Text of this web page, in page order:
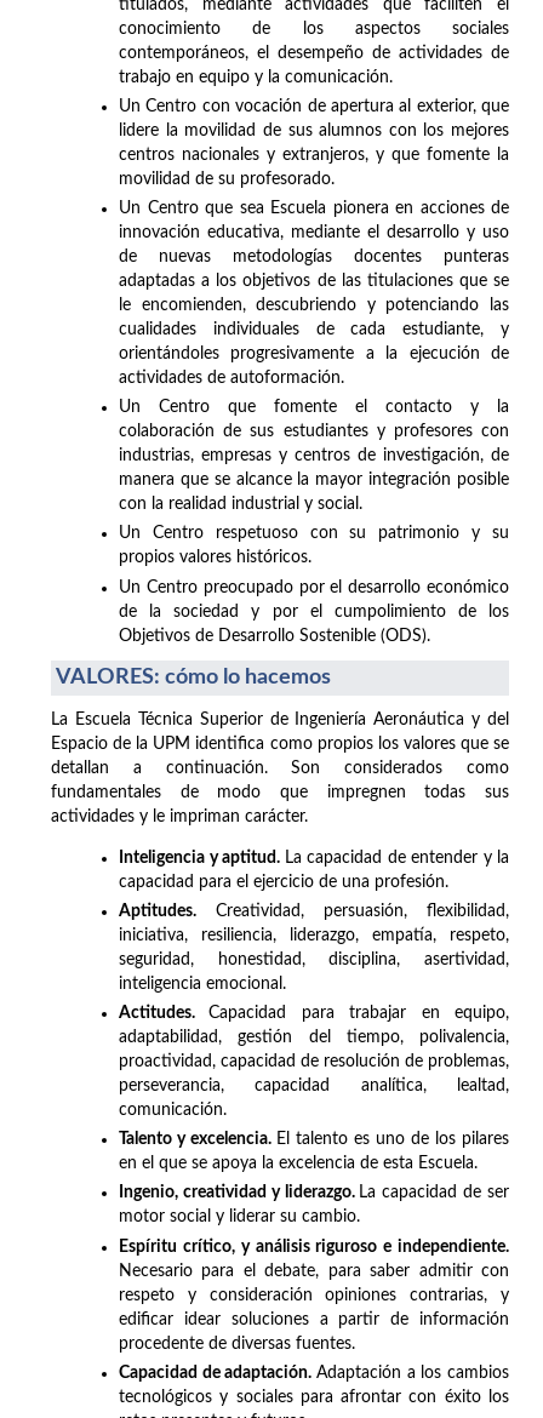
titulados, mediante actividades que faciliten el
conocimiento de los aspectos sociales
contemporáneos, el desempeño de actividades de
trabajo en equipo y la comunicación.
Un Centro con vocación de apertura al exterior, que
lidere la movilidad de sus alumnos con los mejores
centros nacionales y extranjeros, y que fomente la
movilidad de su profesorado.
Un Centro que sea Escuela pionera en acciones de
innovación educativa, mediante el desarrollo y uso
de nuevas metodologías docentes punteras
adaptadas a los objetivos de las titulaciones que se
le encomienden, descubriendo y potenciando las
cualidades individuales de cada estudiante, y
orientándoles progresivamente a la ejecución de
actividades de autoformación.
Un Centro que fomente el contacto y la
colaboración de sus estudiantes y profesores con
industrias, empresas y centros de investigación, de
manera que se alcance la mayor integración posible
con la realidad industrial y social.
Un Centro respetuoso con su patrimonio y su
propios valores históricos.
Un Centro preocupado por el desarrollo económico
de la sociedad y por el cumpolimiento de los
Objetivos de Desarrollo Sostenible (ODS).
VALORES: cómo lo hacemos
La Escuela Técnica Superior de Ingeniería Aeronáutica y del
Espacio de la UPM identifica como propios los valores que se
detallan a continuación. Son considerados como
fundamentales de modo que impregnen todas sus
actividades y le impriman carácter.
Inteligencia y aptitud. La capacidad de entender y la
capacidad para el ejercicio de una profesión.
Aptitudes. Creatividad, persuasión, flexibilidad,
iniciativa, resiliencia, liderazgo, empatía, respeto,
seguridad, honestidad, disciplina, asertividad,
inteligencia emocional.
Actitudes.Capacidad para trabajar en equipo,
adaptabilidad, gestión del tiempo, polivalencia,
proactividad, capacidad de resolución de problemas,
perseverancia, capacidad analítica, lealtad,
comunicación.
Talento y excelencia. El talento es uno de los pilares
en el que se apoya la excelencia de esta Escuela.
Ingenio, creatividad y liderazgo. La capacidad de ser
motor social y liderar su cambio.
Espíritu crítico, y análisis riguroso e independiente.
Necesario para el debate, para saber admitir con
respeto y consideración opiniones contrarias, y
edificar idear soluciones a partir de información
procedente de diversas fuentes.
Capacidad de adaptación. Adaptación a los cambios
tecnológicos y sociales para afrontar con éxito los